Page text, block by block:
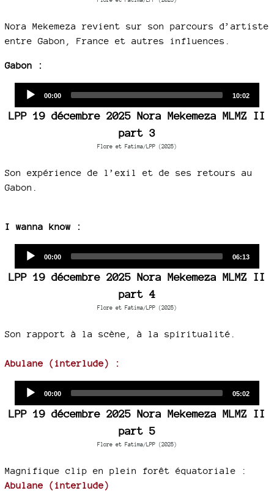
Nora Mekemeza revient sur son parcours d’artiste
entre Gabon, France et autres influences.
Gabon :
Audio
Current
00:00
Total
10:02
LPP 19 décembre 2025 Nora Mekemeza MLMZ II
part 3
Flore et Fatima/LPP (2025)
Son expérience de l’exil et de ses retours au
Gabon.
I wanna know :
Audio
Current
00:00
Total
06:13
LPP 19 décembre 2025 Nora Mekemeza MLMZ II
part 4
Flore et Fatima/LPP (2025)
Son rapport à la scène, à la spiritualité.
Abulane (interlude) :
Audio
Current
00:00
Total
05:02
LPP 19 décembre 2025 Nora Mekemeza MLMZ II
part 5
Flore et Fatima/LPP (2025)
Magnifique clip en plein forêt équatoriale :
Abulane (interlude)